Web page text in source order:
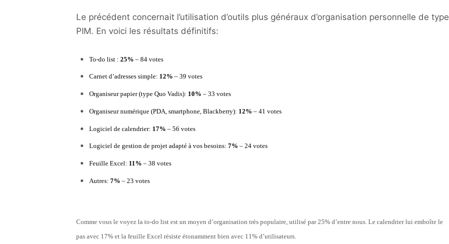
Le précédent concernait l’utilisation d’outils plus généraux d’organisation personnelle de type
PIM. En voici les résultats définitifs:
To-do list : 25% – 84 votes
Carnet d’adresses simple: 12% – 39 votes
Organiseur papier (type Quo Vadis): 10% – 33 votes
Organiseur numérique (PDA, smartphone, Blackberry): 12% – 41 votes
Logiciel de calendrier: 17% – 56 votes
Logiciel de gestion de projet adapté à vos besoins: 7% – 24 votes
Feuille Excel: 11% – 38 votes
Autres: 7% – 23 votes
Comme vous le voyez la to-do list est un moyen d’organisation très populaire, utilisé par 25% d’entre nous. Le calendrier lui emboîte le
pas avec 17% et la feuille Excel résiste étonamment bien avec 11% d’utilisateurs.